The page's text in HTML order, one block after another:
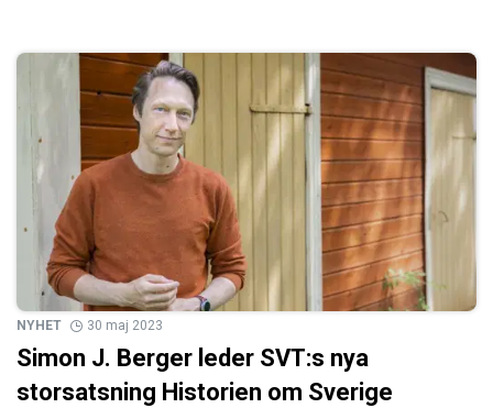
NYHET 30 maj 2023
Simon J. Berger leder SVT:s nya
storsatsning Historien om Sverige